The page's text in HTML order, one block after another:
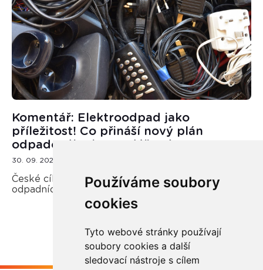
Používáme soubory
cookies
Tyto webové stránky používají
soubory cookies a další
sledovací nástroje s cílem
Komentář: Elektroodpad jako
příležitost! Co přináší nový plán
odpadového hospodářství?
30. 09. 2025
České cíle v oblasti zpětného odběru a recyklace
odpadních elektrozařízení.